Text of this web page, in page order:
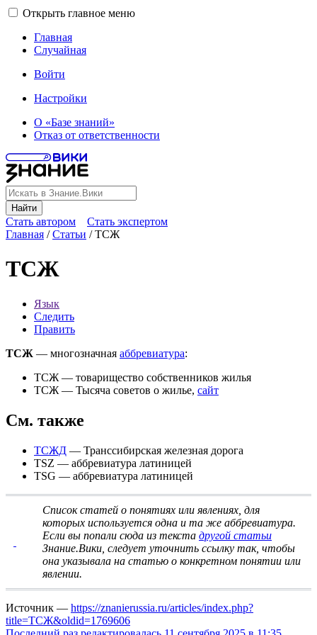
Открыть главное меню
Главная
Случайная
Войти
Настройки
О «Базе знаний»
Отказ от ответственности
Найти
Стать автором
Стать экспертом
Главная /Статьи /ТСЖ
ТСЖ
Язык
Следить
Править
ТСЖ — многозначная аббревиатура:
ТСЖ — товарищество собственников жилья
ТСЖ — Тысяча советов о жилье, сайт
См. также
ТСЖД — Транссибирская железная дорога
TSZ — аббревиатура латиницей
TSG — аббревиатура латиницей
Список статей о понятиях или явлениях, для
которых используется одна и та же аббревиатура.
Если вы попали сюда из текста другой статьи
Знание.Вики, следует уточнить ссылку так, чтобы
она указывала на статью о конкретном понятии или
явлении.
Источник — https://znanierussia.ru/articles/index.php?
title=ТСЖ&oldid=1769606